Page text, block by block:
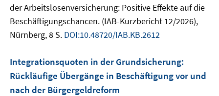
der Arbeitslosenversicherung: Positive Effekte auf die
Beschäftigungschancen. (IAB-Kurzbericht 12/2026),
Nürnberg, 8 S. DOI:10.48720/IAB.KB.2612
Integrationsquoten in der Grundsicherung:
Rückläufige Übergänge in Beschäftigung vor und
nach der Bürgergeldreform